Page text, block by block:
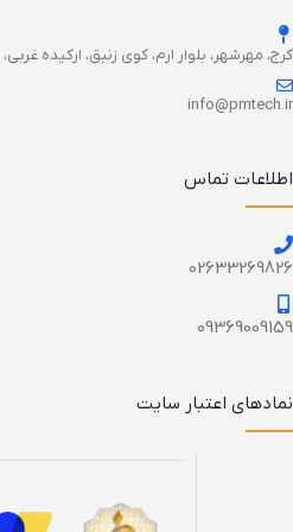
کرج، مهرشهر، بلوار ارم، کوی زنبق، ارکیده غربی، ابتدای
info@pmtech.ir
اطلاعات تماس
02633269826
09369009159
نمادهای اعتبار سایت